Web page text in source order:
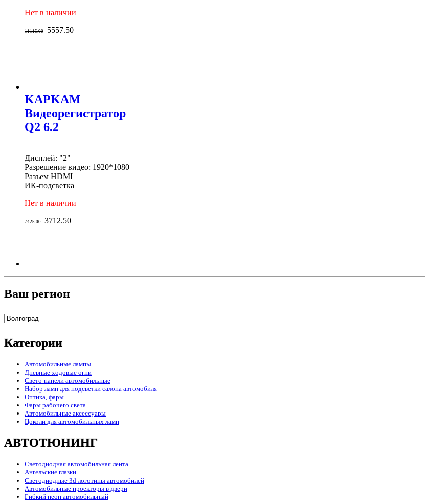
Нет в наличии
11115.00 5557.50
KAPKAM
Видеорегистратор
Q2 6.2
Дисплей: "2"
Разрешение видео: 1920*1080
Разъем HDMI
ИК-подсветка
Нет в наличии
7425.00 3712.50
Ваш регион
Категории
Автомобильные лампы
Дневные ходовые огни
Свето-панели автомобильные
Набор ламп для подсветки салона автомобиля
Оптика, фары
Фары рабочего света
Автомобильные аксессуары
Цоколи для автомобильных ламп
АВТОТЮНИНГ
Светодиодная автомобильная лента
Ангельские глазки
Светодиодные 3d логотипы автомобилей
Автомобильные проекторы в двери
Гибкий неон автомобильный